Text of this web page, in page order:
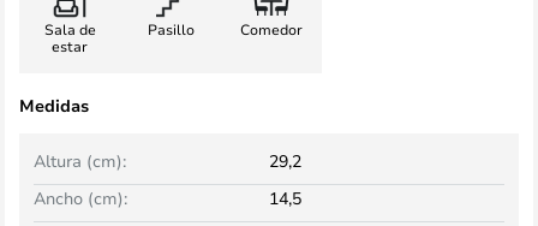
Sala de
estar
Pasillo Comedor
Medidas
Ancho (cm): 14,5
Altura (cm): 29,2